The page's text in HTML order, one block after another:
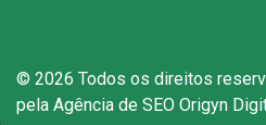
© 2026 Todos os direitos
pela Agência de SEO Origyn